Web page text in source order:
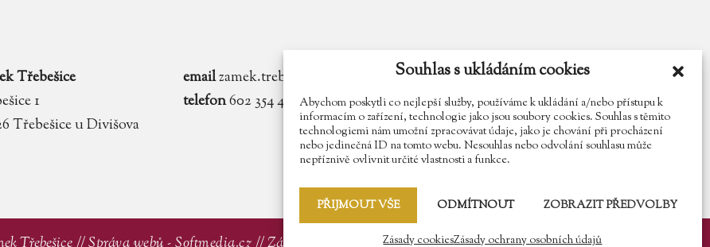
Souhlas s ukládáním cookies
Abychom poskytli co nejlepší služby, používáme k ukládání a/nebo přístupu k
informacím o zařízení, technologie jako jsou soubory cookies. Souhlas s těmito
technologiemi nám umožní zpracovávat údaje, jako je chování při procházení
nebo jedinečná ID na tomto webu. Nesouhlas nebo odvolání souhlasu může
nepříznivě ovlivnit určité vlastnosti a funkce.
PŘIJMOUT VŠE ODMÍTNOUT ZOBRAZIT PŘEDVOLBY
Zásady cookiesZásady ochrany osobních údajů
Třebešice
1
Třebešice u Divišova
emailzamek.trebesice@volny.cz
telefon602 354 467
Najdete nás na Facebooku
Sledujte náš Instagram